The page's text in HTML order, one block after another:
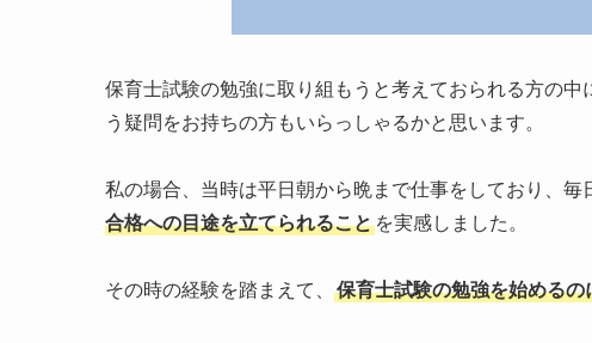
保育士試験の勉強に取り組もうと考えておられる方の中
う疑問をお持ちの方もいらっしゃるかと思います。
私の場合、当時は平日朝から晩まで仕事をしており、毎
合格への目途を立てられること を実感しました。
その時の経験を踏まえて、 保育士試験の勉強を始めるの